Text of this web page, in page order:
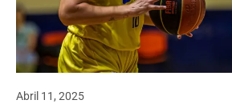
Abril 11, 2025